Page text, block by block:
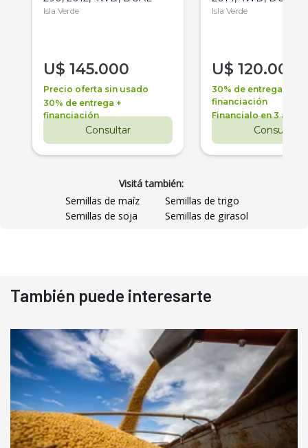
Isla Verde
U$ 145.000
Precio oferta sin usado
30% de entrega +
financiación
Consultar
Isla Verde
U$ 120.000
30% de entrega +
financiación
Financialo en 3 años
Consultar
Visitá también:
Semillas de maíz
Semillas de trigo
Semillas de soja
Semillas de girasol
También puede interesarte